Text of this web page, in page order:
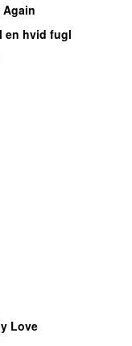
Again
en hvid fugl
Love